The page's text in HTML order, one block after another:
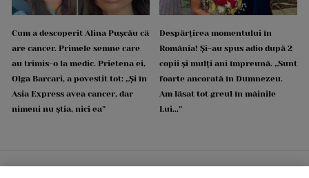
Cum a descoperit Alina Pușcău că
are cancer. Primele semne care
au trimis-o la medic. Prietena ei,
Olga Barcari, a povestit tot: „Și în
Asia Express avea cancer, dar
nimeni nu știa, nici ea”
Despărțirea momentului în
România! Și-au spus adio după 2
copii și mulți ani împreună. „Sunt
foarte ancorată în Dumnezeu.
Am lăsat tot greul în mâinile
Lui...”